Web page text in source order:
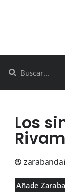
Los
zarabanda
Añade